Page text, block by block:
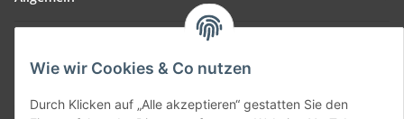
Wie wir Cookies & Co nutzen
Durch Klicken auf „Alle akzeptieren“ gestatten Sie den
SmoliTec - Safety. Simplified. Worldwide. ( B2B Shop )